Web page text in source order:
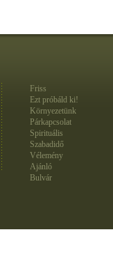
Friss
Ezt próbáld ki!
Környezetünk
Párkapcsolat
Spirituális
Szabadidő
Vélemény
Ajánló
Bulvár